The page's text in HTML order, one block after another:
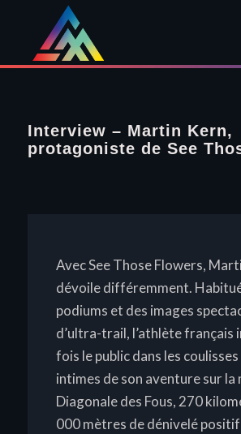
Interview – Martin Kern,
protagoniste de See
AvecSee Those Flowers,
dévoile différemment.
podiums et des images
d’ultra-trail, l’athlète français
fois le public dans les coulisses
intimes de son aventure sur la
Diagonale des Fous, 270
000 mètres de dénivelé